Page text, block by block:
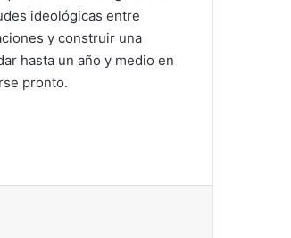
ideológicas entre
y construir una
hasta un año y medio en
pronto.